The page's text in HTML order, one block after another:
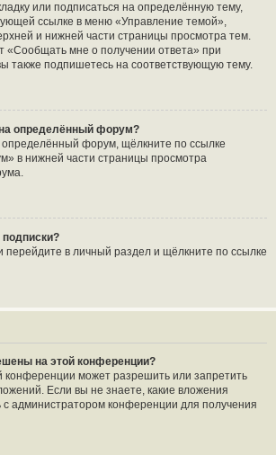
или подписаться на определённую тему,
ссылке в меню «Управление темой»,
и нижней части страницы просмотра тем.
«Сообщать мне о получении ответа» при
также подпишетесь на соответствующую тему.
определённый форум?
форум, щёлкните по ссылке
в нижней части страницы просмотра
подписки?
перейдите в личный раздел и щёлкните по ссылке
на этой конференции?
конференции может разрешить или запретить
Если вы не знаете, какие вложения
администратором конференции для получения